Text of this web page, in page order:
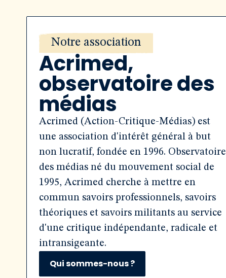
Notre association
Acrimed,
observatoire des
médias
Acrimed (Action-Critique-Médias) est
une association d'intérêt général à but
non lucratif, fondée en 1996. Observatoire
des médias né du mouvement social de
1995, Acrimed cherche à mettre en
commun savoirs professionnels, savoirs
théoriques et savoirs militants au service
d'une critique indépendante, radicale et
intransigeante.
Qui sommes-nous ?